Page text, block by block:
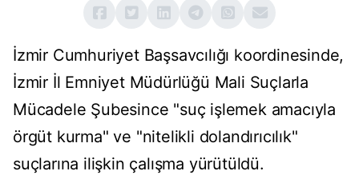
İzmir Cumhuriyet Başsavcılığı koordinesinde,
İzmir İl Emniyet Müdürlüğü Mali Suçlarla
Mücadele Şubesince "suç işlemek amacıyla
örgüt kurma" ve "nitelikli dolandırıcılık"
suçlarına ilişkin çalışma yürütüldü.